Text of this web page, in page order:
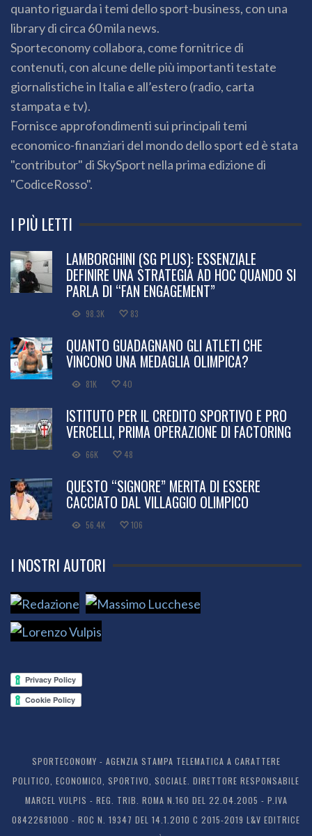
quanto riguarda i temi dello sport-business, con una
library di circa 60 mila news.
Sporteconomy collabora, come fornitrice di
contenuti, con alcune delle più importanti testate
giornalistiche in Italia e all’estero (radio, carta
stampata e tv).
Fornisce approfondimenti sui principali temi
economico-finanziari del mondo dello sport ed è stata
"contributor" di SkySport nella prima edizione di
"CodiceRosso".
I PIÙ LETTI
LAMBORGHINI (SG PLUS): ESSENZIALE
DEFINIRE UNA STRATEGIA AD HOC QUANDO SI
PARLA DI “FAN ENGAGEMENT”
98.3K 83
QUANTO GUADAGNANO GLI ATLETI CHE
VINCONO UNA MEDAGLIA OLIMPICA?
81K 40
ISTITUTO PER IL CREDITO SPORTIVO E PRO
VERCELLI, PRIMA OPERAZIONE DI FACTORING
66K 48
QUESTO “SIGNORE” MERITA DI ESSERE
CACCIATO DAL VILLAGGIO OLIMPICO
56.4K 106
I NOSTRI AUTORI
SPORTECONOMY - AGENZIA STAMPA TELEMATICA A CARATTERE
POLITICO, ECONOMICO, SPORTIVO, SOCIALE. DIRETTORE RESPONSABILE
MARCEL VULPIS - REG. TRIB. ROMA N.160 DEL 22.04.2005 - P.IVA
08422681000 - ROC N. 19347 DEL 14.1.2010 C 2015-2019 L&V EDITRICE